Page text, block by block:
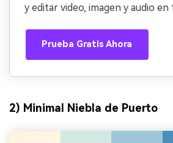
y editar video, imagen y audio en
Prueba Gratis Ahora
2) Minimal Niebla de Puerto